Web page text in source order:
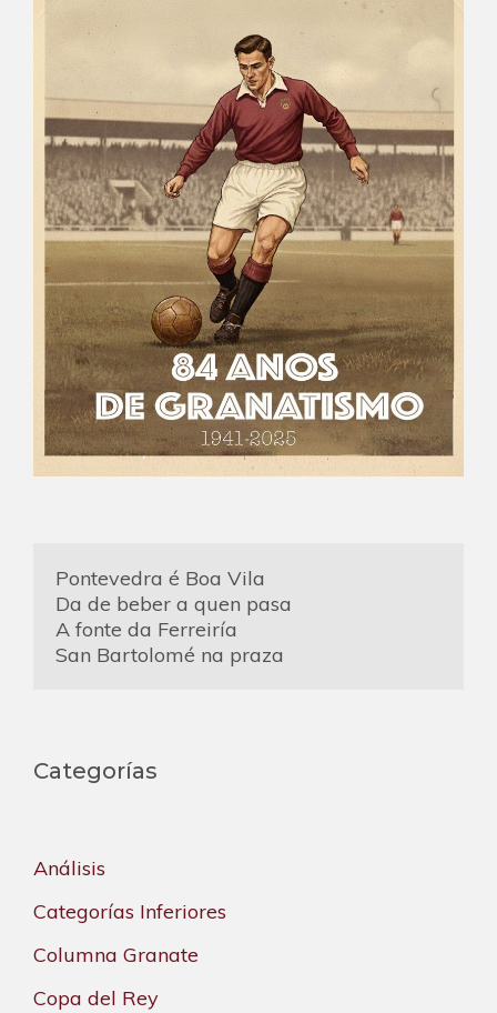
Pontevedra é Boa Vila
Da de beber a quen pasa
A fonte da Ferreiría
San Bartolomé na praza
Categorías
Análisis
Categorías Inferiores
Columna Granate
Copa del Rey